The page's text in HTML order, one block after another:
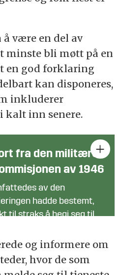
å være en del av
minste bli møtt på en
en god forklaring
kan disponeres,
inkluderer
kalt inn senere.
fra den militære
av 1946
av den
hadde bestemt,
til straks å begi seg til
fram til
avdelingen, var det
oppsøke nærmeste
og informere om
hvor de som